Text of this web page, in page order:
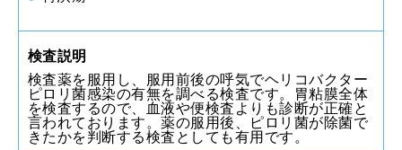
検査説明
検査薬を服用し、服用前後の呼気でヘリコバクター
ピロリ菌感染の有無を調べる検査です。胃粘膜全体
を検査するので、血液や便検査よりも診断が正確と
言われております。薬の服用後、ピロリ菌が除菌で
きたかを判断する検査としても有用です。